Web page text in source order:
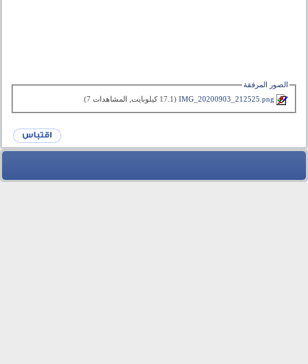
الصور المرفقة
IMG_20200903_212525.png‏ (17.1 كيلوبايت, المشاهدات 7)